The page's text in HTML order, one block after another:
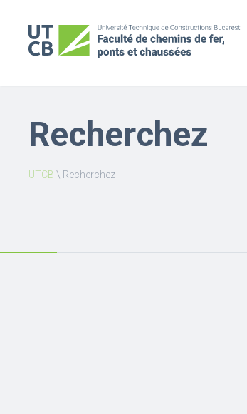
Recherchez
UTCB \ Recherchez